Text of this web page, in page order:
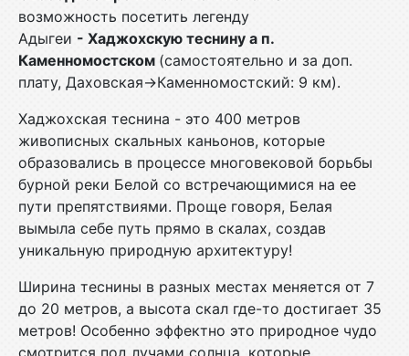
возможность посетить легенду
Адыгеи - Хаджохскую теснину а п.
Каменномостском (самостоятельно и за доп.
плату, Даховская→Каменномостский: 9 км).
Хаджохская теснина - это 400 метров
живописных скальных каньонов, которые
образовались в процессе многовековой борьбы
бурной реки Белой со встречающимися на ее
пути препятствиями. Проще говоря, Белая
вымыла себе путь прямо в скалах, создав
уникальную природную архитектуру!
Ширина теснины в разных местах меняется от 7
до 20 метров, а высота скал где-то достигает 35
метров! Особенно эффектно это природное чудо